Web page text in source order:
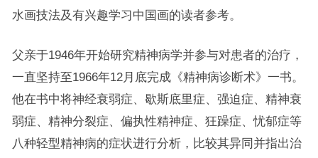
水画技法及有兴趣学习中国画的读者参考。
父亲于1946年开始研究精神病学并参与对患者的治疗，
一直坚持至1966年12月底完成《精神病诊断术》一书。
他在书中将神经衰弱症、歇斯底里症、强迫症、精神衰
弱症、精神分裂症、偏执性精神症、狂躁症、忧郁症等
八种轻型精神病的症状进行分析，比较其异同并指出治